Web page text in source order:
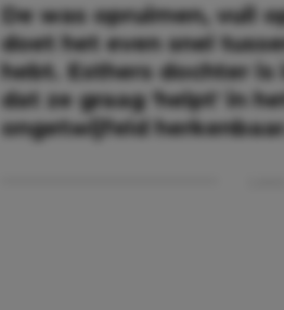
De was opruimen, vuil
doet het even snel
hebt. Esthers dochter
dat ze graag 'helpt' in
ongetwijfeld